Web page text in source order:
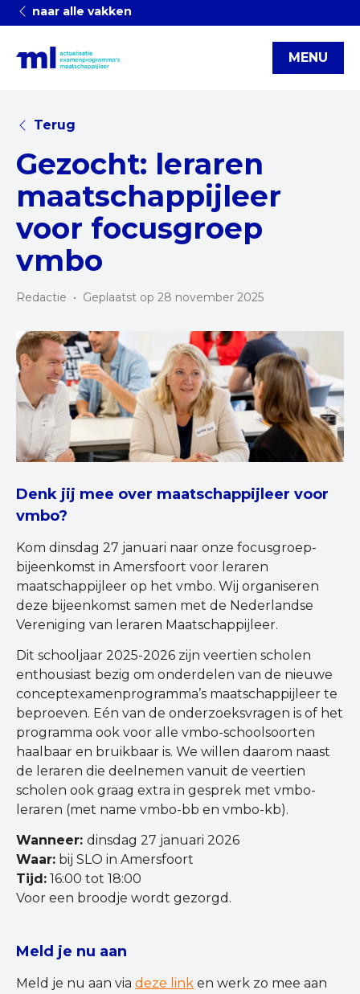
naar alle vakken
MENU
Terug
Gezocht: leraren
maatschappijleer
voor focusgroep
vmbo
Redactie • Geplaatst op 28 november 2025
Denk jij mee over maatschappijleer voor
vmbo?
Kom dinsdag 27 januari naar onze focusgroep-
bijeenkomst in Amersfoort voor leraren
maatschappijleer op het vmbo. Wij organiseren
deze bijeenkomst samen met de Nederlandse
Vereniging van leraren Maatschappijleer.
Dit schooljaar 2025-2026 zijn veertien scholen
enthousiast bezig om onderdelen van de nieuwe
conceptexamenprogramma’s maatschappijleer te
beproeven. Eén van de onderzoeksvragen is of het
programma ook voor alle vmbo-schoolsoorten
haalbaar en bruikbaar is. We willen daarom naast
de leraren die deelnemen vanuit de veertien
scholen ook graag extra in gesprek met vmbo-
leraren (met name vmbo-bb en vmbo-kb).
Wanneer: dinsdag 27 januari 2026
Waar: bij SLO in Amersfoort
Tijd: 16:00 tot 18:00
Voor een broodje wordt gezorgd.
Meld je nu aan
Meld je nu aan via deze link en werk zo mee aan